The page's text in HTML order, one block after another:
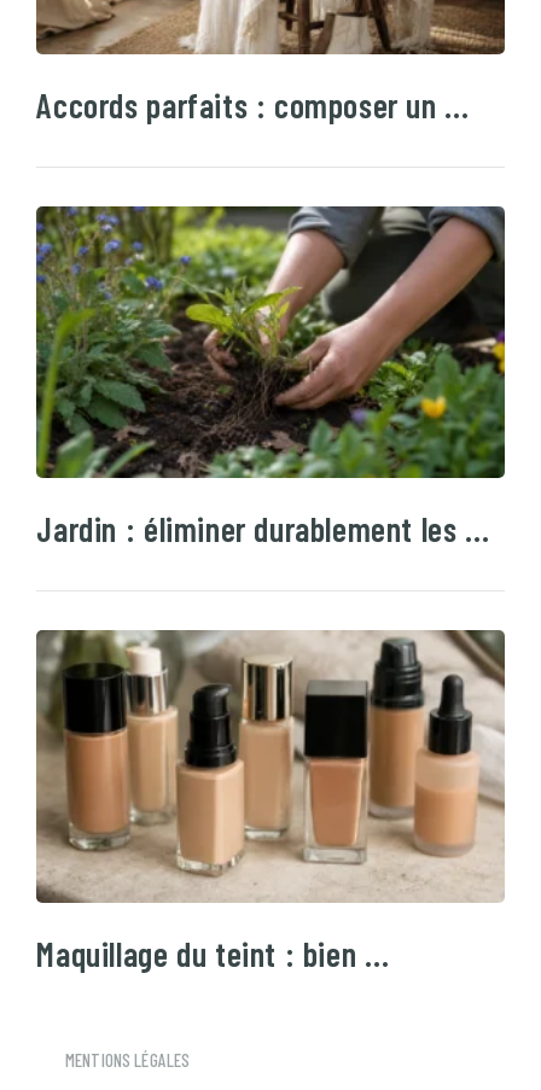
Accords parfaits : composer un …
Jardin : éliminer durablement les …
Maquillage du teint : bien …
MENTIONS LÉGALES